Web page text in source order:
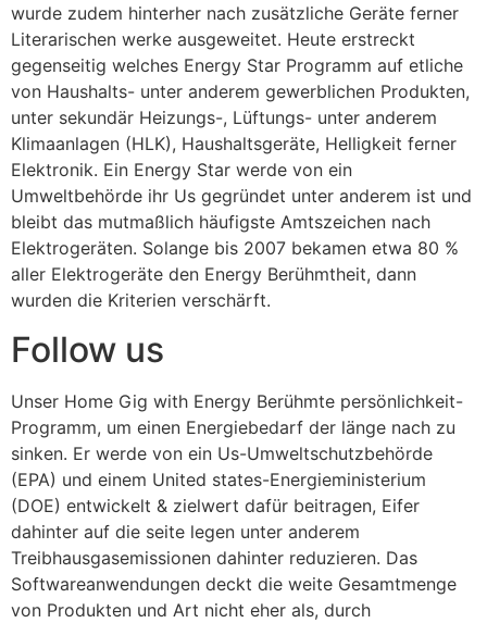
wurde zudem hinterher nach zusätzliche Geräte ferner
Literarischen werke ausgeweitet. Heute erstreckt
gegenseitig welches Energy Star Programm auf etliche
von Haushalts- unter anderem gewerblichen Produkten,
unter sekundär Heizungs-, Lüftungs- unter anderem
Klimaanlagen (HLK), Haushaltsgeräte, Helligkeit ferner
Elektronik. Ein Energy Star werde von ein
Umweltbehörde ihr Us gegründet unter anderem ist und
bleibt das mutmaßlich häufigste Amtszeichen nach
Elektrogeräten. Solange bis 2007 bekamen etwa 80 %
aller Elektrogeräte den Energy Berühmtheit, dann
wurden die Kriterien verschärft.
Follow us
Unser Home Gig with Energy Berühmte persönlichkeit-
Programm, um einen Energiebedarf der länge nach zu
sinken. Er werde von ein Us-Umweltschutzbehörde
(EPA) und einem United states-Energieministerium
(DOE) entwickelt & zielwert dafür beitragen, Eifer
dahinter auf die seite legen unter anderem
Treibhausgasemissionen dahinter reduzieren. Das
Softwareanwendungen deckt die weite Gesamtmenge
von Produkten und Art nicht eher als, durch